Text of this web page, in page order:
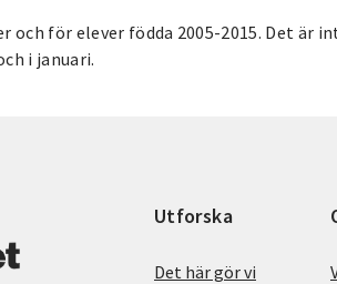
och för elever födda 2005-2015. Det är
i januari.
Utforska
Det här gör vi